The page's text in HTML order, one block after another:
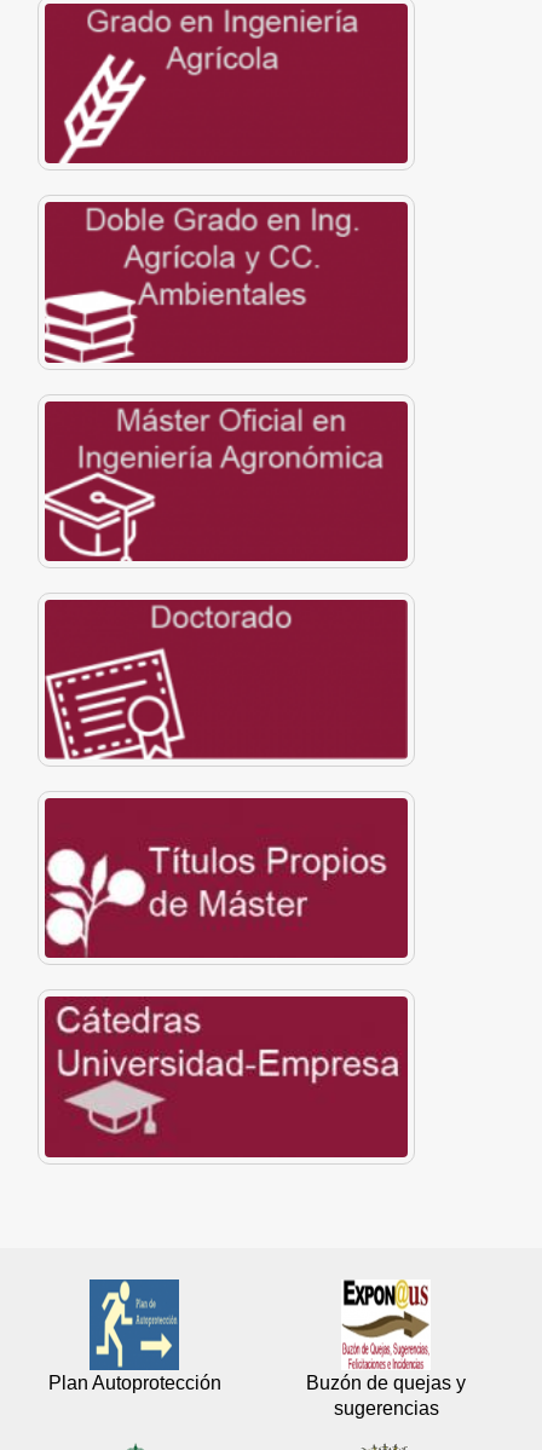
Plan Autoprotección
Buzón de quejas y
sugerencias